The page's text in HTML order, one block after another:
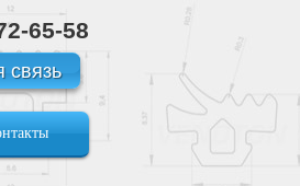
65-58
связь